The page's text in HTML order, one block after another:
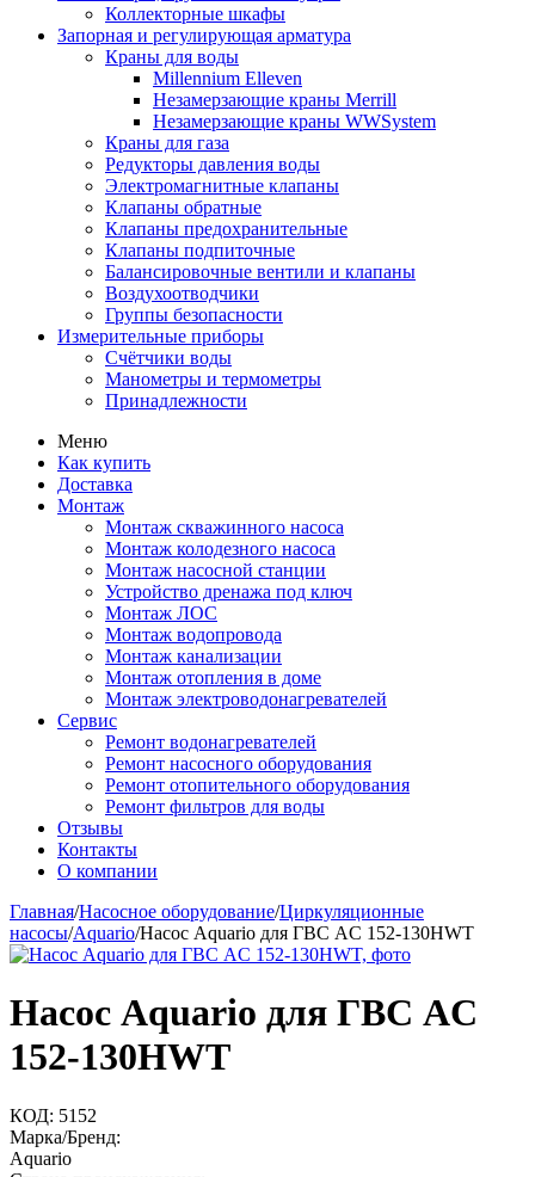
Коллекторные шкафы
Запорная и регулирующая арматура
Краны для воды
Millennium Elleven
Незамерзающие краны Merrill
Незамерзающие краны WWSystem
Краны для газа
Редукторы давления воды
Электромагнитные клапаны
Клапаны обратные
Клапаны предохранительные
Клапаны подпиточные
Балансировочные вентили и клапаны
Воздухоотводчики
Группы безопасности
Измерительные приборы
Счётчики воды
Манометры и термометры
Принадлежности
Меню
Как купить
Доставка
Монтаж
Монтаж скважинного насоса
Монтаж колодезного насоса
Монтаж насосной станции
Устройство дренажа под ключ
Монтаж ЛОС
Монтаж водопровода
Монтаж канализации
Монтаж отопления в доме
Монтаж электроводонагревателей
Сервис
Ремонт водонагревателей
Ремонт насосного оборудования
Ремонт отопительного оборудования
Ремонт фильтров для воды
Отзывы
Контакты
О компании
Главная/Насосное оборудование/Циркуляционные
насосы/Aquario/Насос Aquario для ГВС AC 152-130HWT
Насос Aquario для ГВС AC
152-130HWT
КОД: 5152
Марка/Бренд:
Aquario